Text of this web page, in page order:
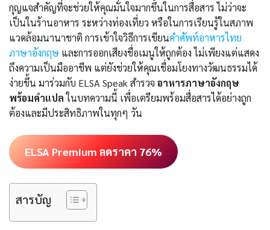
กุญแจสำคัญที่จะช่วยให้คุณมั่นใจมากขึ้นในการสื่อสาร ไม่ว่าจะ
เป็นในร้านอาหาร ระหว่างท่องเที่ยว หรือในการเรียนรู้ในสภาพ
แวดล้อมนานาชาติ การเข้าใจวิธีการเขียนคําศัพท์อาหารไทย
ภาษาอังกฤษ และการออกเสียงชื่อเมนูให้ถูกต้อง ไม่เพียงแต่แสดง
ถึงความเป็นมืออาชีพ แต่ยังช่วยให้คุณเชื่อมโยงทางวัฒนธรรมได้
ง่ายขึ้น มาร่วมกับ ELSA Speak สำรวจ อาหารภาษาอังกฤษ
พร้อมคำแปลในบทความนี้ เพื่อเตรียมพร้อมสื่อสารได้อย่างถูก
ต้องและมีประสิทธิภาพในทุกๆ วัน
ELSA Premium ลดราคา 76%
สารบัญ